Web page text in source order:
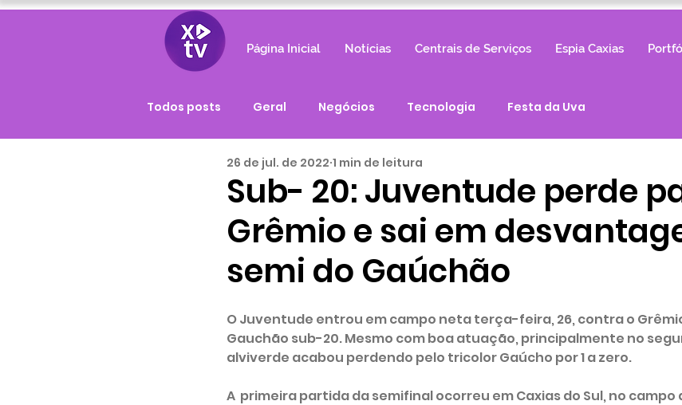
Página Inicial Notícias Centrais de Serviços Espia Caxias
Todos posts Geral Negócios Tecnologia Festa da Uva
Sub- 20: Juventude perde
Grêmio e sai em
semi do Gaúchão
26 de jul. de 2022 1 min de leitura
O Juventude entrou em campo neta terça-feira, 26, contra o
Gauchão sub-20. Mesmo com boa atuação, principalmente no
alviverde acabou perdendo pelo tricolor Gaúcho por 1 a zero.
A  primeira partida da semifinal ocorreu em Caxias do Sul, no campo